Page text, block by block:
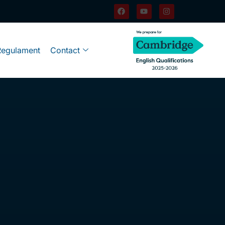
Contact